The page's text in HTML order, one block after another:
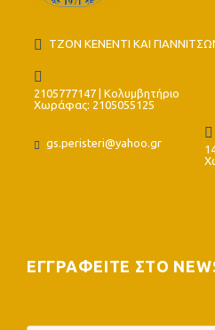
ΤΖΟΝ ΚΕΝΕΝΤΙ ΚΑΙ
2105777147 | Κολυμβητήριο
Χωράφας: 2105055125
gs.peristeri@yahoo.gr
ΕΓΓΡΑΦΕΙΤΕ ΣΤΟ